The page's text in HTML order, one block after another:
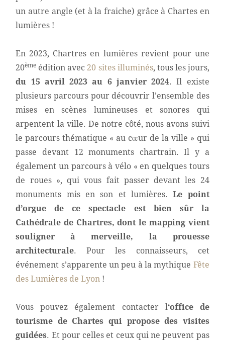
un autre angle (et à la fraiche) grâce à Chartes en
lumières !
En 2023, Chartres en lumières revient pour une
20ème édition avec 20 sites illuminés, tous les jours,
du 15 avril 2023 au 6 janvier 2024. Il existe
plusieurs parcours pour découvrir l’ensemble des
mises en scènes lumineuses et sonores qui
arpentent la ville. De notre côté, nous avons suivi
le parcours thématique « au cœur de la ville » qui
passe devant 12 monuments chartrain. Il y a
également un parcours à vélo « en quelques tours
de roues », qui vous fait passer devant les 24
monuments mis en son et lumières.Le point
d’orgue de ce spectacle est bien sûr la
Cathédrale de Chartres, dont le mapping vient
souligner à merveille, la prouesse
architecturale. Pour les connaisseurs, cet
événement s’apparente un peu à la mythique Fête
des Lumières de Lyon !
Vous pouvez également contacter l ‘office de
tourisme de Chartes qui propose des visites
guidées. Et pour celles et ceux qui ne peuvent pas